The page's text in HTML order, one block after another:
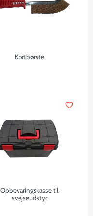
Kortbørste
Opbevaringskasse til
svejseudstyr
favorite_border